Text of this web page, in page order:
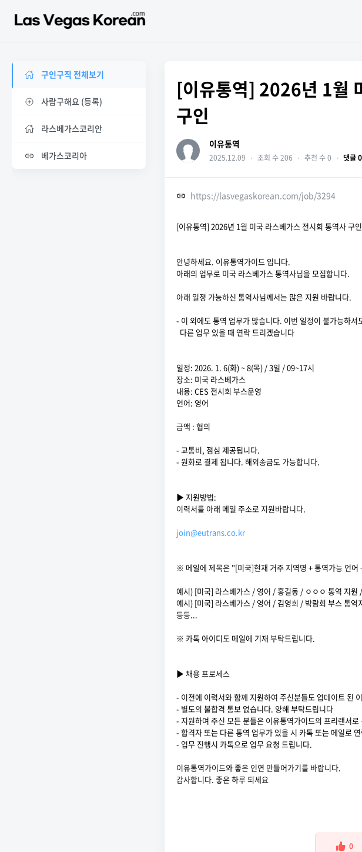
구인구직 전체보기
사람구해요 (등록)
라스베가스코리안
베가스코리아
[이유통역] 2026년 1월
구인
이유통역
2025.12.09 ・ 조회 수 206 ・ 추천 수 0 ・ 댓글 0
https://lasvegaskorean.com/job/3294
[이유통역] 2026년 1월 미국 라스베가스 전시회 통역사 구인
안녕하세요. 이유통역가이드 입니다.
아래의 업무로 미국 라스베가스 통역사님을 모집합니다.
아래 일정 가능하신 통역사님께서는 많은 지원 바랍니다.
- 이 외에도 통역 업무가 많습니다. 이번 일정이 불가능하
다른 업무 있을 때 연락 드리겠습니다
일정: 2026. 1. 6(화) ~ 8(목) / 3일 / 09~17시
장소: 미국 라스베가스
내용: CES 전시회 부스운영
언어: 영어
금액 : 협의
- 교통비, 점심 제공됩니다.
- 원화로 결제 됩니다. 해외송금도 가능합니다.
▶ 지원방법:
이력서를 아래 메일 주소로 지원바랍니다.
join@eutrans.co.kr
※ 메일에 제목은 "[미국]현재 거주 지역명 + 통역가능 언어
예시) [미국] 라스베가스 / 영어 / 홍길동 / ㅇㅇㅇ 통역 지원
예시) [미국] 라스베가스 / 영어 / 김영희 / 박람회 부스 통역
등등...
※ 카톡 아이디도 메일에 기재 부탁드립니다.
▶ 채용 프로세스
- 이전에 이력서와 함께 지원하여 주신분들도 업데이트 된
- 별도의 불합격 통보 없습니다. 양해 부탁드립니다
- 지원하여 주신 모든 분들은 이유통역가이드의 프리랜서
- 합격자 또는 다른 통역 업무가 있을 시 카톡 또는 메일로
- 업무 진행시 카톡으로 업무 요청 드립니다.
이유통역가이드와 좋은 인연 만들어가기를 바랍니다.
감사합니다. 좋은 하루 되세요
0